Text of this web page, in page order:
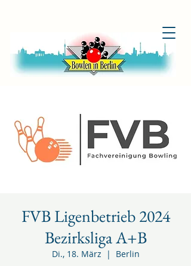
FVB Ligenbetrieb 2024
Bezirksliga A+B
Di., 18. März
  |
Berlin